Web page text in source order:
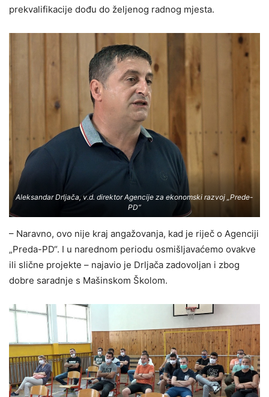
prekvalifikacije dođu do željenog radnog mjesta.
Aleksandar Drljača, v.d. direktor Agencije za ekonomski razvoj „Prede-
PD“
– Naravno, ovo nije kraj angažovanja, kad je riječ o Agenciji
„Preda-PD“. I u narednom periodu osmišljavaćemo ovakve
ili slične projekte – najavio je Drljača zadovoljan i zbog
dobre saradnje s Mašinskom Školom.